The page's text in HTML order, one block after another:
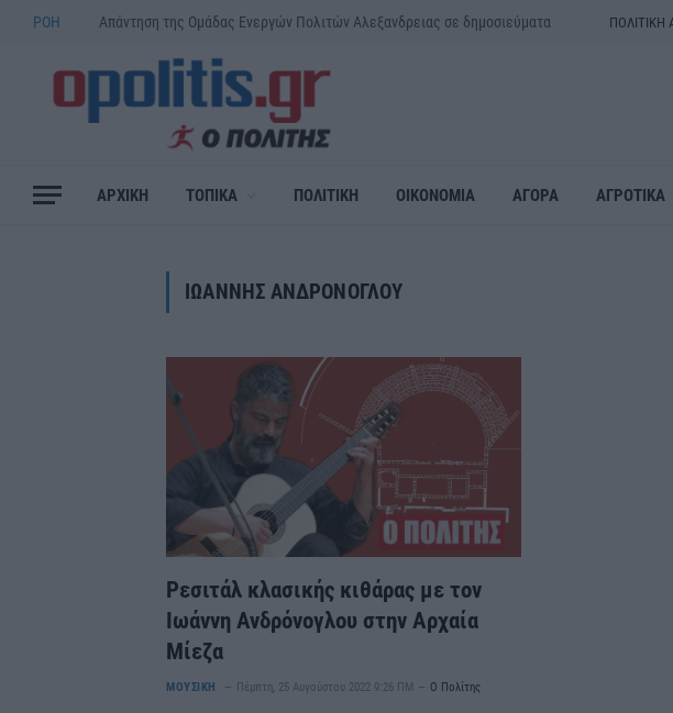
ΡΟΗ Απάντηση της Ομάδας Ενεργών Πολιτών Αλεξανδρειας σε δημοσιεύματα
ΑΡΧΙΚΗ ΤΟΠΙΚΑ ΠΟΛΙΤΙΚΗ ΟΙΚΟΝΟΜΙΑ ΑΓΟΡΑ ΑΓΡΟΤΙΚΑ
ΙΩΑΝΝΗΣ ΑΝΔΡΟΝΟΓΛΟΥ
Ρεσιτάλ κλασικής κιθάρας με τον
Ιωάννη Ανδρόνογλου στην Αρχαία
Μίεζα
ΜΟΥΣΙΚΗ Πέμπτη, 25 Αυγούστου 2022 9:26 ΠΜ Ο Πολίτης